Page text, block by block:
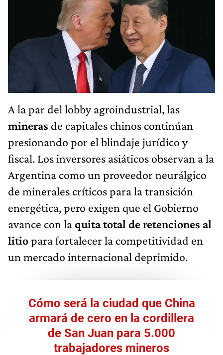
A la par del lobby agroindustrial, las
mineras de capitales chinos continúan
presionando por el blindaje jurídico y
fiscal. Los inversores asiáticos observan a la
Argentina como un proveedor neurálgico
de minerales críticos para la transición
energética, pero exigen que el Gobierno
avance con la quita total de retenciones al
litiopara fortalecer la competitividad en
un mercado internacional deprimido.
Cómo será la ciudad que China
armará de cero en la cordillera
de San Juan para 5.000
trabajadores mineros